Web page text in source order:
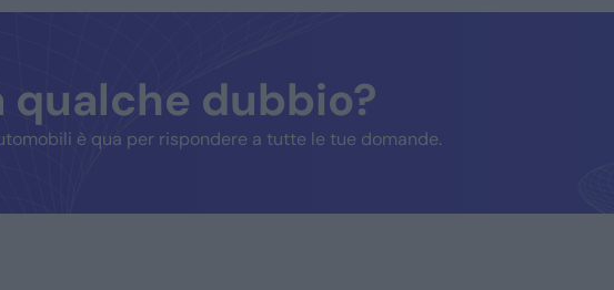
qualche dubbio?
è qua per rispondere a tutte le tue domande.